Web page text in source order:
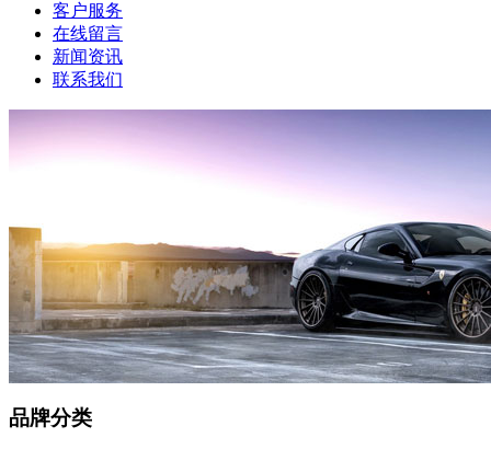
客户服务
在线留言
新闻资讯
联系我们
品牌分类